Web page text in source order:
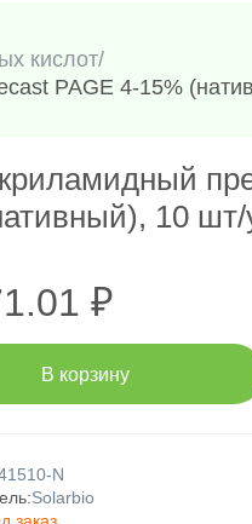
кислот/
PAGE 4-15%
10 шт/
₽
В корзину
N
Solarbio